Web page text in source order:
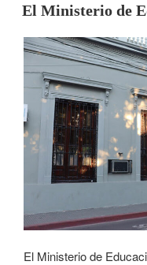
El Ministerio de
El Ministerio de